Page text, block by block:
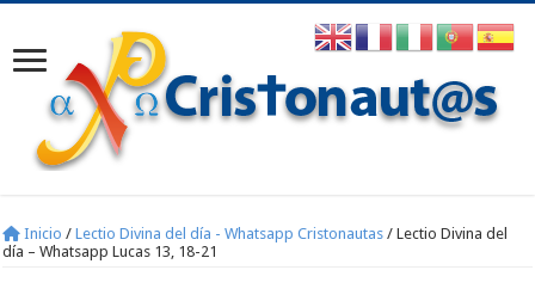
Inicio / Lectio Divina del día - Whatsapp Cristonautas / Lectio Divina del
día – Whatsapp Lucas 13, 18-21